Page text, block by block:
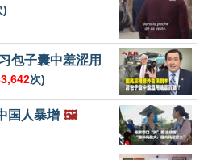
)
包子囊中羞涩用
次)
国人暴增 🖼️